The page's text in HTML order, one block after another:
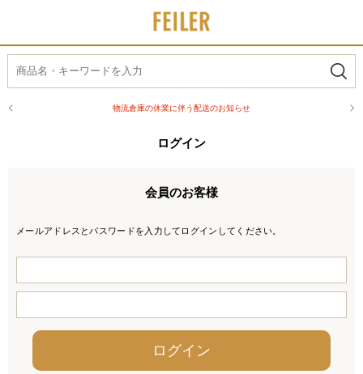
物流倉庫の休業に伴う配送のお知らせ
ログイン
会員のお客様
メールアドレスとパスワードを入力してログインしてください。